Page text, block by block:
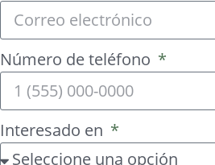
Número de teléfono
Interesado en